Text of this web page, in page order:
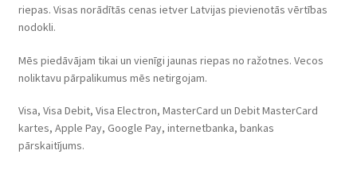
riepas. Visas norādītās cenas ietver Latvijas pievienotās vērtības
nodokli.
Mēs piedāvājam tikai un vienīgi jaunas riepas no ražotnes. Vecos
noliktavu pārpalikumus mēs netirgojam.
Visa, Visa Debit, Visa Electron, MasterCard un Debit MasterCard
kartes, Apple Pay, Google Pay, internetbanka, bankas
pārskaitījums.